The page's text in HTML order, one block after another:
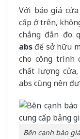
Với báo giá
cấp ở trên,
chẳng đắn đo
abs để sở hữu
cho công trình
chất lượng
abs cũng nên
Bên cạnh báo